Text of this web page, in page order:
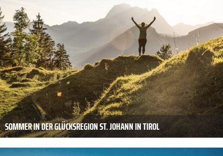
SOMMER IN DER GLÜCKSREGION ST. JOHANN IN TIROL